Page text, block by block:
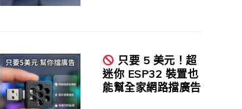
只要 5 美元！超
迷你 ESP32 裝置也
能幫全家網路擋廣告